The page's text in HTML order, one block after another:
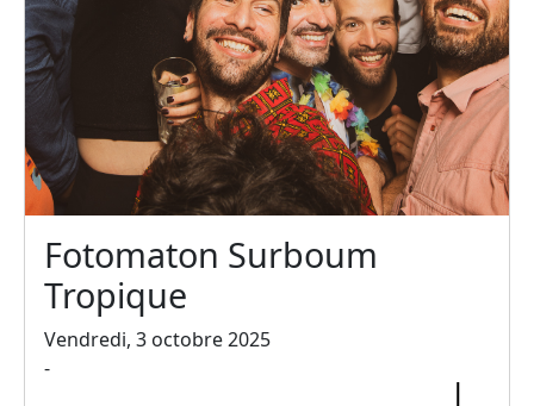
Fotomaton Surboum
Tropique
Vendredi, 3 octobre 2025
-